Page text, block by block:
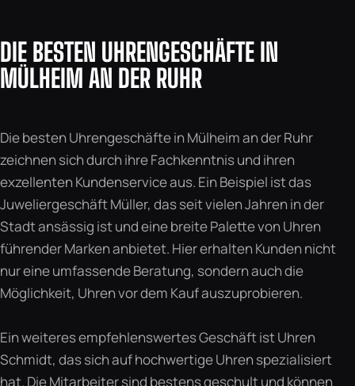
DIE BESTEN UHRENGESCHÄFTE IN
MÜLHEIM AN DER RUHR
Die besten Uhrengeschäfte in Mülheim an der Ruhr
zeichnen sich durch ihre Fachkenntnis und ihren
exzellenten Kundenservice aus. Ein Beispiel ist das
Juweliergeschäft Müller, das seit vielen Jahren in der
Stadt ansässig ist und eine breite Palette von Uhren
führender Marken anbietet. Hier erhalten Kunden nicht
nur eine umfassende Beratung, sondern auch die
Möglichkeit, Uhren vor dem Kauf auszuprobieren.
Ein weiteres empfehlenswertes Geschäft ist Uhren
Schmidt, das sich auf hochwertige Uhren spezialisiert
hat. Die Mitarbeiter sind bestens geschult und können